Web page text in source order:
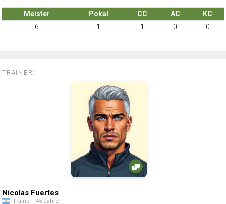
Meister Pokal CC AC
KC
6
1 1 0 0
TRAINER:
Nicolas Fuertes
Trainer · 45 Jahre